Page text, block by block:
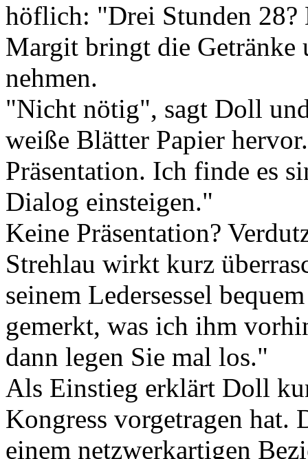
höflich: "Drei Stunden 28?
Margit bringt die
nehmen.
"Nicht nötig", sagt Doll
weiße Blätter Papier
Präsentation. Ich finde es
Dialog einsteigen."
Keine Präsentation?
Strehlau wirkt kurz
seinem Ledersessel
gemerkt, was ich ihm
dann legen Sie mal los."
Als Einstieg erklärt Doll
Kongress vorgetragen hat.
einem netzwerkartigen